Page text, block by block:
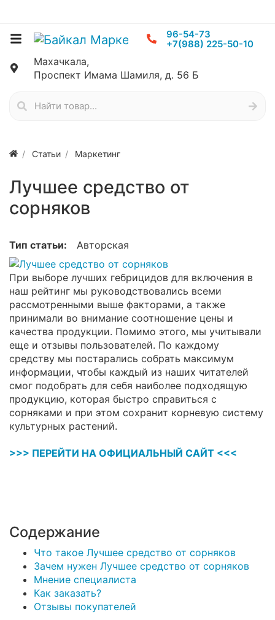
96-54-73
+7(988) 225-50-10
Махачкала,
Проспект Имама Шамиля, д. 56 Б
Статьи Маркетинг
Лучшее средство от
сорняков
Тип статьи: Авторская
При выборе лучших гебрицидов для включения в
наш рейтинг мы руководствовались всеми
рассмотренными выше факторами, а также
принимали во внимание соотношение цены и
качества продукции. Помимо этого, мы учитывали
еще и отзывы пользователей. По каждому
средству мы постарались собрать максимум
информации, чтобы каждый из наших читателей
смог подобрать для себя наиболее подходящую
продукцию, которая быстро справиться с
сорняками и при этом сохранит корневую систему
культурных растений.
>>> ПЕРЕЙТИ НА ОФИЦИАЛЬНЫЙ САЙТ <<<
Содержание
Что такое Лучшее средство от сорняков
Зачем нужен Лучшее средство от сорняков
Мнение специалиста
Как заказать?
Отзывы покупателей